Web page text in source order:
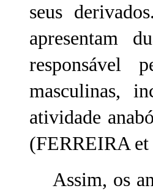
seus
apresentam
responsável
masculinas,
atividade
(FERREIRA et
Assim, os